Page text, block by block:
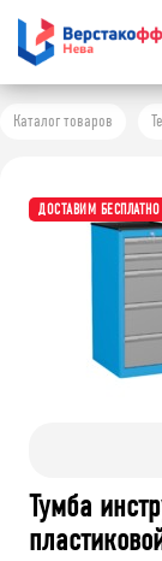
Каталог товаров
ДОСТАВИМ БЕСПЛАТНО
Тумба